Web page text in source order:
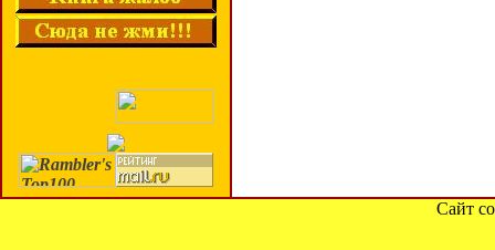
Сайт